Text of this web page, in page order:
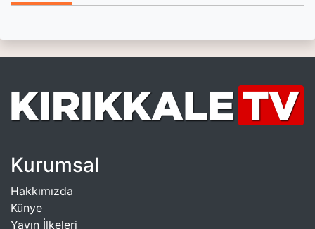
Kurumsal
Hakkımızda
Künye
Yayın İlkeleri